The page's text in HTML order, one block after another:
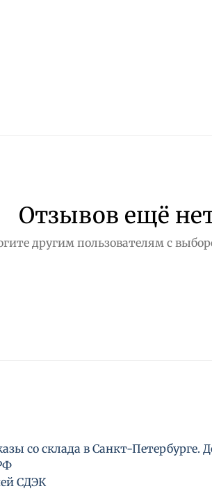
Отзывов ещё
другим пользователям с
со склада в Санкт-Петербурге.
СДЭК